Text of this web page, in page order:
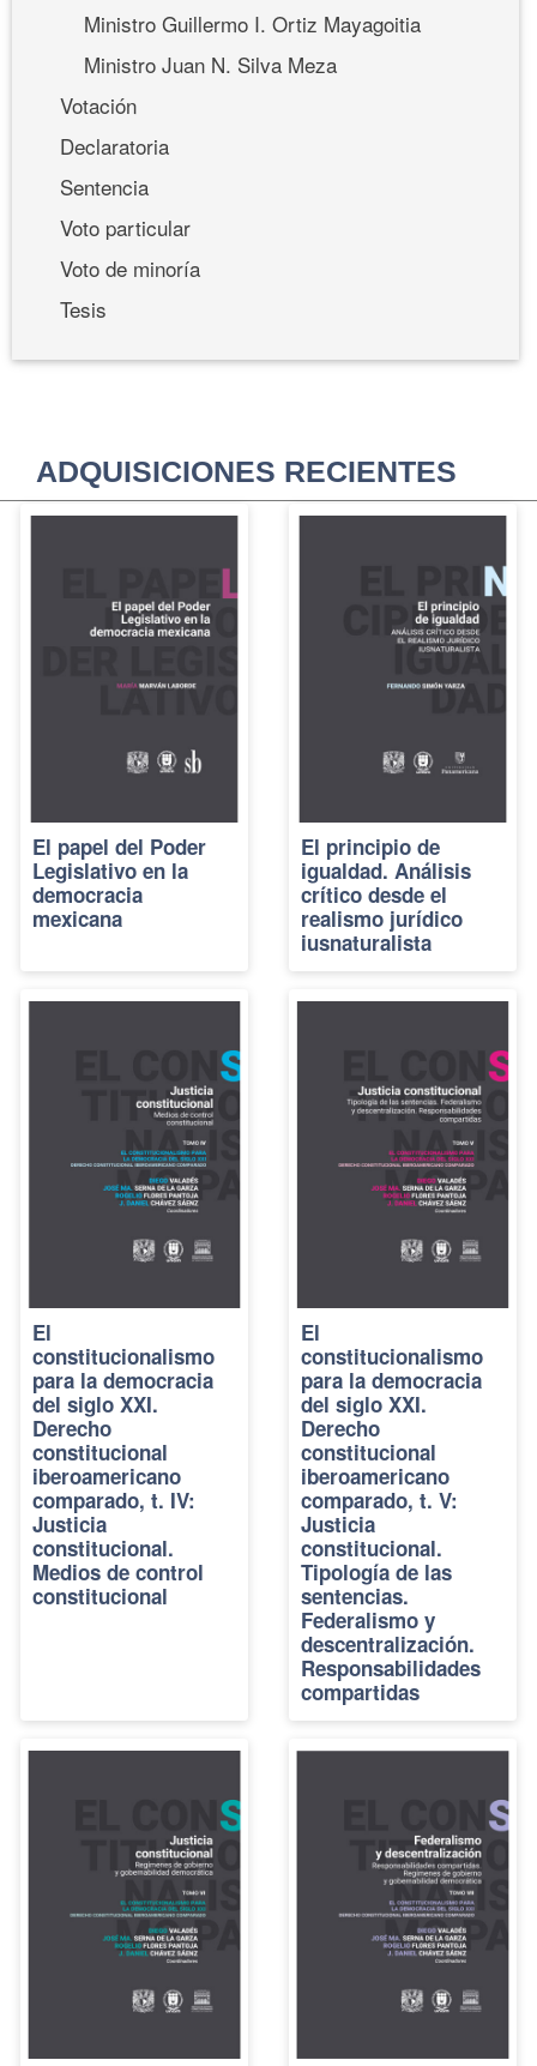
Ministro Guillermo I. Ortiz Mayagoitia
Ministro Juan N. Silva Meza
Votación
Declaratoria
Sentencia
Voto particular
Voto de minoría
Tesis
ADQUISICIONES RECIENTES
El papel del Poder
Legislativo en la
democracia
mexicana
El principio de
igualdad. Análisis
crítico desde el
realismo jurídico
iusnaturalista
El
constitucionalismo
para la democracia
del siglo XXI.
Derecho
constitucional
iberoamericano
comparado, t. IV:
Justicia
constitucional.
Medios de control
constitucional
El
constitucionalismo
para la democracia
del siglo XXI.
Derecho
constitucional
iberoamericano
comparado, t. V:
Justicia
constitucional.
Tipología de las
sentencias.
Federalismo y
descentralización.
Responsabilidades
compartidas